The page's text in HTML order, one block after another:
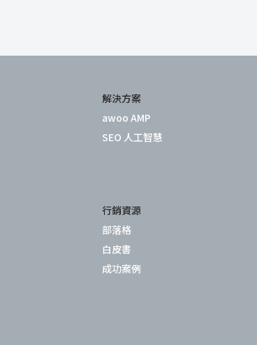
解決方案
awoo AMP
SEO 人工智慧
行銷資源
部落格
白皮書
成功案例